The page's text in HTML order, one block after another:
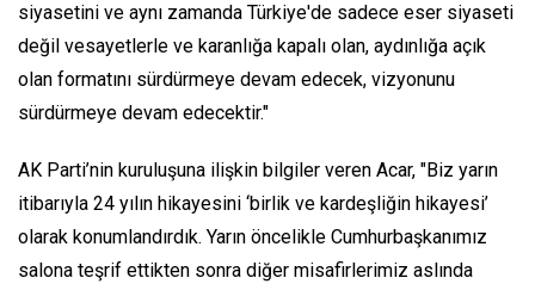
siyasetini ve aynı zamanda Türkiye'de sadece eser siyaseti
değil vesayetlerle ve karanlığa kapalı olan, aydınlığa açık
olan formatını sürdürmeye devam edecek, vizyonunu
sürdürmeye devam edecektir."
AK Parti’nin kuruluşuna ilişkin bilgiler veren Acar, "Biz yarın
itibarıyla 24 yılın hikayesini ‘birlik ve kardeşliğin hikayesi’
olarak konumlandırdık. Yarın öncelikle Cumhurbaşkanımız
salona teşrif ettikten sonra diğer misafirlerimiz aslında